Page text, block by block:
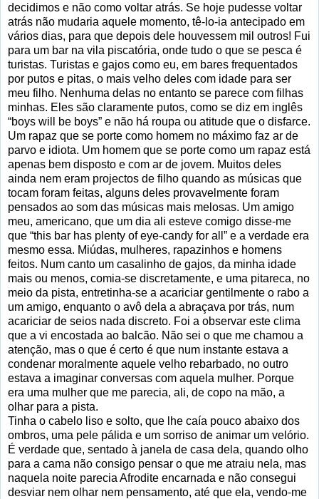
decidimos e não como voltar atrás. Se hoje pudesse voltar
atrás não mudaria aquele momento, tê-lo-ia antecipado em
vários dias, para que depois dele houvessem mil outros! Fui
para um bar na vila piscatória, onde tudo o que se pesca é
turistas. Turistas e gajos como eu, em bares frequentados
por putos e pitas, o mais velho deles com idade para ser
meu filho. Nenhuma delas no entanto se parece com filhas
minhas. Eles são claramente putos, como se diz em inglês
“boys will be boys” e não há roupa ou atitude que o disfarce.
Um rapaz que se porte como homem no máximo faz ar de
parvo e idiota. Um homem que se porte como um rapaz está
apenas bem disposto e com ar de jovem. Muitos deles
ainda nem eram projectos de filho quando as músicas que
tocam foram feitas, alguns deles provavelmente foram
pensados ao som das músicas mais melosas. Um amigo
meu, americano, que um dia ali esteve comigo disse-me
que “this bar has plenty of eye-candy for all” e a verdade era
mesmo essa. Miúdas, mulheres, rapazinhos e homens
feitos. Num canto um casalinho de gajos, da minha idade
mais ou menos, comia-se discretamente, e uma pitareca, no
meio da pista, entretinha-se a acariciar gentilmente o rabo a
um amigo, enquanto o avô dela a abraçava por trás, num
acariciar de seios nada discreto. Foi a observar este clima
que a vi encostada ao balcão. Não sei o que me chamou a
atenção, mas o que é certo é que num instante estava a
condenar moralmente aquele velho rebarbado, no outro
estava a imaginar conversas com aquela mulher. Porque
era uma mulher que me parecia, ali, de copo na mão, a
olhar para a pista.
Tinha o cabelo liso e solto, que lhe caía pouco abaixo dos
ombros, uma pele pálida e um sorriso de animar um velório.
É verdade que, sentado à janela de casa dela, quando olho
para a cama não consigo pensar o que me atraiu nela, mas
naquela noite parecia Afrodite encarnada e não consegui
desviar nem olhar nem pensamento, até que ela, vendo-me